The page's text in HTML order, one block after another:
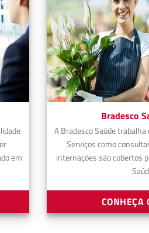
em
Bradesco
A Bradesco Saúde
Serviços como
internações são cobertos
CONHEÇA